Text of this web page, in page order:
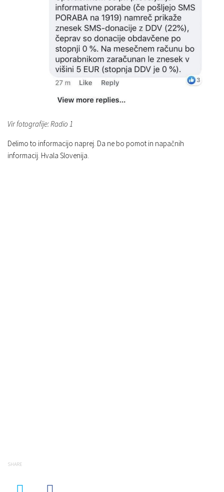
Vir fotografije: Radio 1
Delimo to informacijo naprej. Da ne bo pomot in napačnih
informacij. Hvala Slovenija.
SHARE